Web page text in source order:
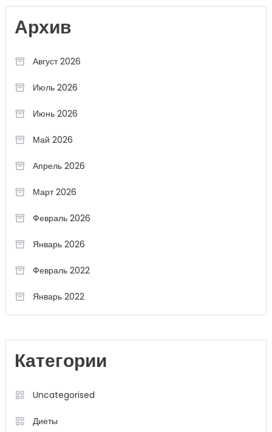
Архив
Август 2026
Июль 2026
Июнь 2026
Май 2026
Апрель 2026
Март 2026
Февраль 2026
Январь 2026
Февраль 2022
Январь 2022
Категории
Uncategorised
Диеты